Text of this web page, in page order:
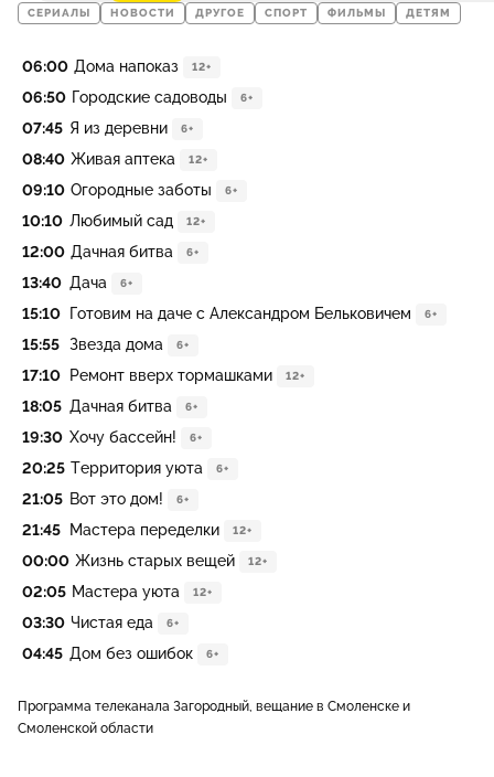
СЕРИАЛЫ НОВОСТИ ДРУГОЕ СПОРТ ФИЛЬМЫ ДЕТЯМ
06:00 Дома напоказ 12+
06:50 Городские садоводы 6+
07:45 Я из деревни 6+
08:40 Живая аптека 12+
09:10 Огородные заботы 6+
10:10 Любимый сад 12+
12:00 Дачная битва 6+
13:40 Дача 6+
15:10 Готовим на даче с Александром Бельковичем 6+
15:55 Звезда дома 6+
17:10 Ремонт вверх тормашками 12+
18:05 Дачная битва 6+
19:30 Хочу бассейн! 6+
20:25 Территория уюта 6+
21:05 Вот это дом! 6+
21:45 Мастера переделки 12+
00:00 Жизнь старых вещей 12+
02:05 Мастера уюта 12+
03:30 Чистая еда 6+
04:45 Дом без ошибок 6+
Программа телеканала Загородный, вещание в Смоленске и
Смоленской области